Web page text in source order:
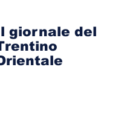
giornale del